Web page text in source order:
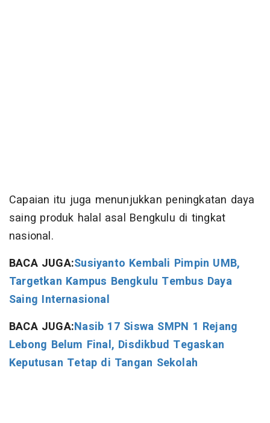
Capaian itu juga menunjukkan peningkatan daya
saing produk halal asal Bengkulu di tingkat
nasional.
BACA JUGA:Susiyanto Kembali Pimpin UMB,
Targetkan Kampus Bengkulu Tembus Daya
Saing Internasional
BACA JUGA:Nasib 17 Siswa SMPN 1 Rejang
Lebong Belum Final, Disdikbud Tegaskan
Keputusan Tetap di Tangan Sekolah